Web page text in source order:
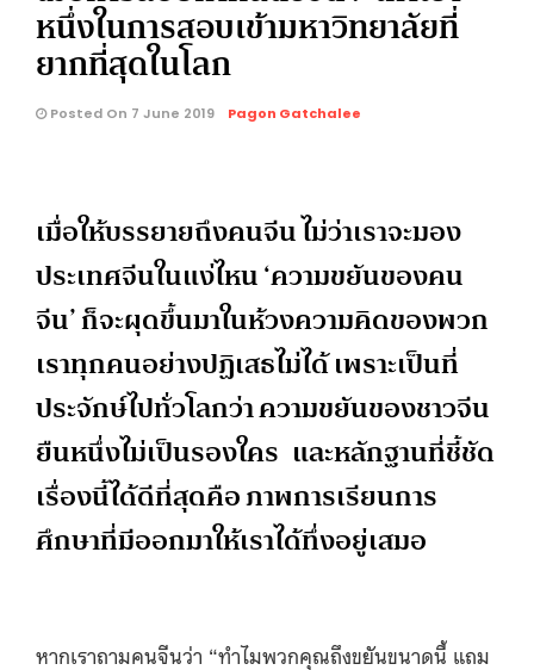
หนึ่งในการสอบเข้ามหาวิทยาลัยที่
ยากที่สุดในโลก
Posted On 7 June 2019 Pagon Gatchalee
เมื่อให้บรรยายถึงคนจีน ไม่ว่าเราจะมอง
ประเทศจีนในแง่ไหน ‘ความขยันของคน
จีน’ ก็จะผุดขึ้นมาในห้วงความคิดของพวก
เราทุกคนอย่างปฏิเสธไม่ได้ เพราะเป็นที่
ประจักษ์ไปทั่วโลกว่า ความขยันของชาวจีน
ยืนหนึ่งไม่เป็นรองใคร และหลักฐานที่ชี้ชัด
เรื่องนี้ได้ดีที่สุดคือ ภาพการเรียนการ
ศึกษาที่มีออกมาให้เราได้ทึ่งอยู่เสมอ
หากเราถามคนจีนว่า “ทำไมพวกคุณถึงขยันขนาดนี้ แถม